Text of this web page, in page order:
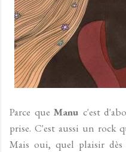
Parce queManu c'est
prise. C'est aussi un rock
Mais oui, quel plaisir dès